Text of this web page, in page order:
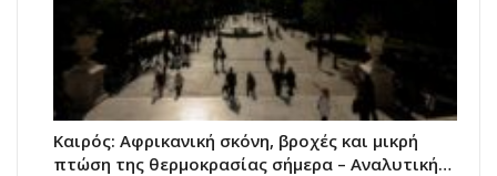
Καιρός: Αφρικανική σκόνη, βροχές και μικρή
πτώση της θερμοκρασίας σήμερα – Αναλυτική…